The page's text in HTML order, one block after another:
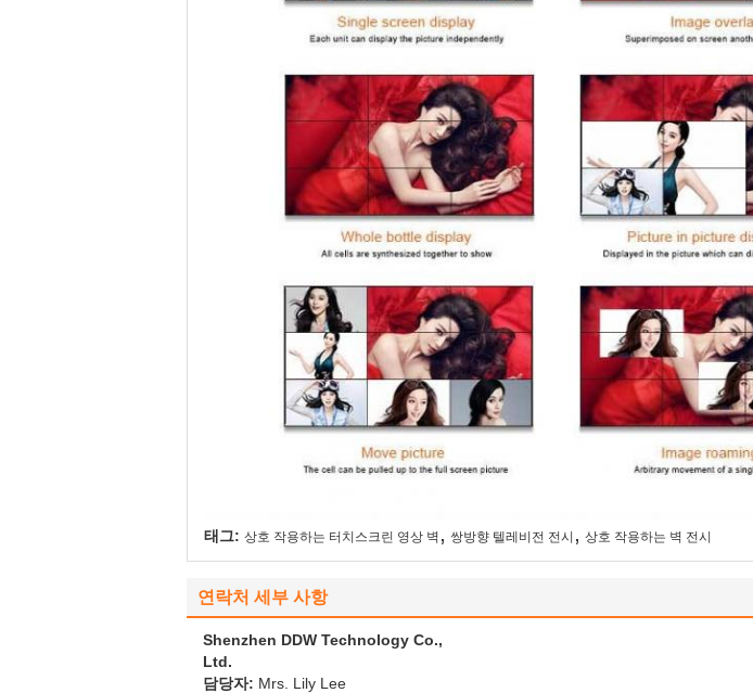
태그: 상호 작용하는 터치스크린 영상 벽 , 쌍방향 텔레비전 전시 , 상호 작용하는 벽 전시
연락처 세부 사항
Shenzhen DDW Technology Co.,
Ltd.
담당자: Mrs. Lily Lee